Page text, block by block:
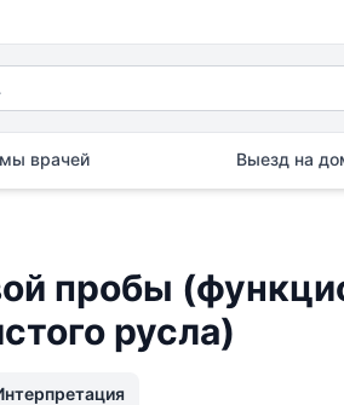
врачей Выезд на
пробы
русла)